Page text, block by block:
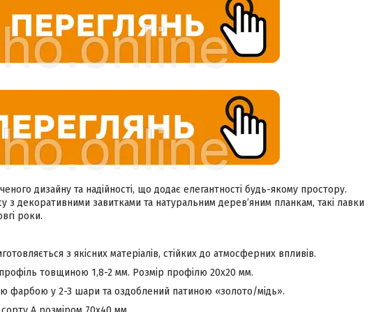
дизайну та надійності, що додає елегантності будь-якому простору.
з декоративними завитками та натуральним дерев’яним планкам, такі лавки
роки.
з якісних матеріалів, стійких до атмосферних впливів.
товщиною 1,8-2 мм. Розмір профілю 20х20 мм.
фарбою у 2-3 шари та оздоблений патиною «золото/мідь».